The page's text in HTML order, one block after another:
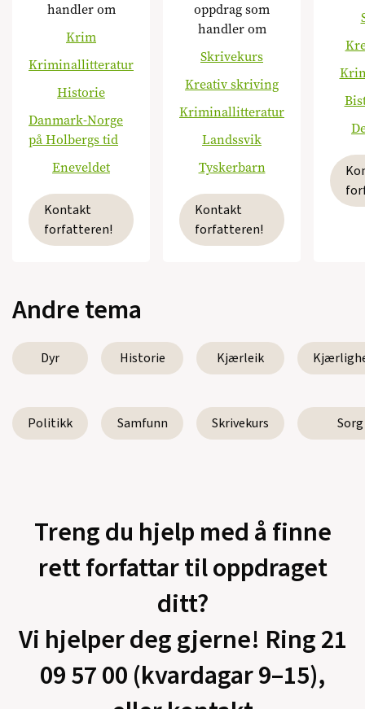
handler om
Krim
Kriminallitteratur
Historie
Danmark-Norge
på Holbergs tid
Eneveldet
Kontakt
forfatteren!
oppdrag som
handler om
Skrivekurs
Kreativ skriving
Kriminallitteratur
Landssvik
Tyskerbarn
Kontakt
forfatteren!
Andre tema
Dyr Historie Kjærleik
Politikk Samfunn Skrivekurs Sorg
Treng du hjelp med å finne
rett forfattar til oppdraget
ditt?
Vi hjelper deg gjerne! Ring 21
09 57 00 (kvardagar 9–15),